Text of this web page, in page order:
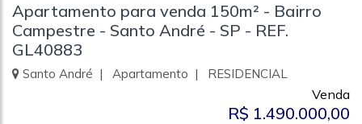
Apartamento para venda 150m² - Bairro
Campestre - Santo André - SP - REF.
GL40883
Santo André | Apartamento | RESIDENCIAL
Venda
R$ 1.490.000,00